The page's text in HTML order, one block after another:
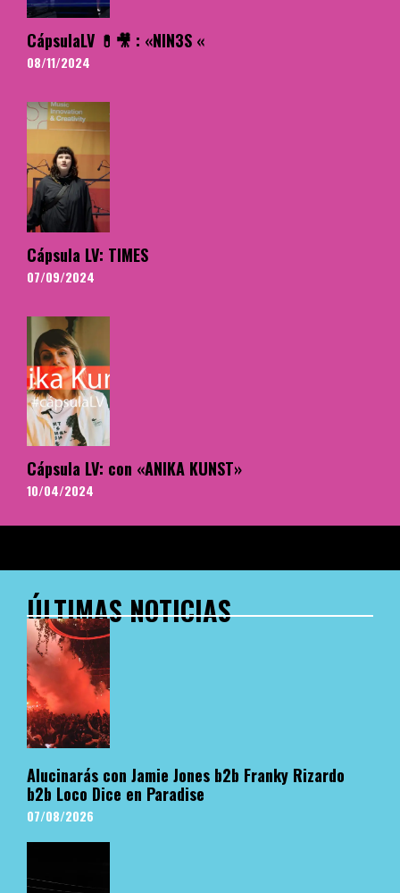
CápsulaLV 💊🎥 : «NIN3S «
08/11/2024
Cápsula LV: TIMES
07/09/2024
Cápsula LV: con «ANIKA KUNST»
10/04/2024
ÚLTIMAS NOTICIAS
Alucinarás con Jamie Jones b2b Franky Rizardo
b2b Loco Dice en Paradise
07/08/2026